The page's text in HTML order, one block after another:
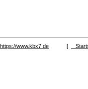
https://www.kbx7.de [